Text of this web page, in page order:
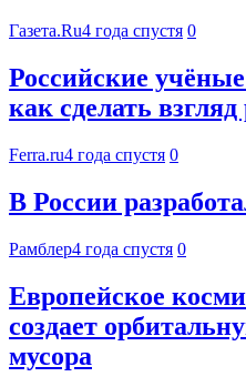
Газета.Ru4 года спустя 0
Российские
как сделать
Ferra.ru4 года спустя 0
В России
Рамблер4 года спустя 0
Европейское
создает
мусора